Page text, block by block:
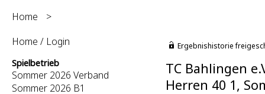
Home
>
Home / Login
Spielbetrieb
Sommer 2026 Verband
Sommer 2026 B1
Ergebnishistorie
TC Bahlingen
Herren 40 1,